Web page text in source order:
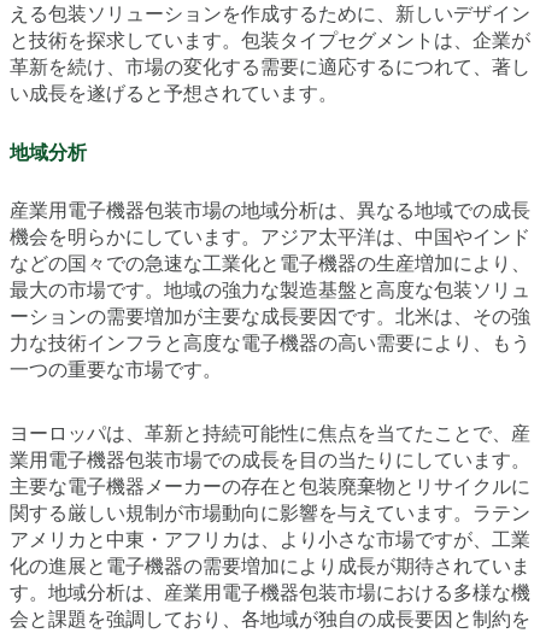
える包装ソリューションを作成するために、新しいデザイン
と技術を探求しています。包装タイプセグメントは、企業が
革新を続け、市場の変化する需要に適応するにつれて、著し
い成長を遂げると予想されています。
地域分析
産業用電子機器包装市場の地域分析は、異なる地域での成長
機会を明らかにしています。アジア太平洋は、中国やインド
などの国々での急速な工業化と電子機器の生産増加により、
最大の市場です。地域の強力な製造基盤と高度な包装ソリュ
ーションの需要増加が主要な成長要因です。北米は、その強
力な技術インフラと高度な電子機器の高い需要により、もう
一つの重要な市場です。
ヨーロッパは、革新と持続可能性に焦点を当てたことで、産
業用電子機器包装市場での成長を目の当たりにしています。
主要な電子機器メーカーの存在と包装廃棄物とリサイクルに
関する厳しい規制が市場動向に影響を与えています。ラテン
アメリカと中東・アフリカは、より小さな市場ですが、工業
化の進展と電子機器の需要増加により成長が期待されていま
す。地域分析は、産業用電子機器包装市場における多様な機
会と課題を強調しており、各地域が独自の成長要因と制約を